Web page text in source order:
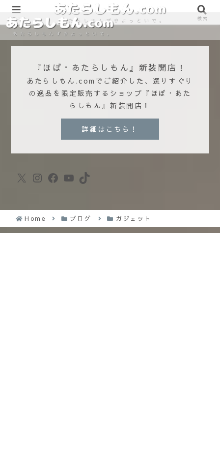
890861698 890861698
『ほぼ・あたらしもん』新装開店！
あたらしもん.comでご紹介した、選りすぐり
の逸品を限定販売するショップ『ほぼ・あた
らしもん』新装開店！
詳細はこちら！
X Instagram
Facebook
YouTube
Home ブログ ガジェット
メニュー 検索